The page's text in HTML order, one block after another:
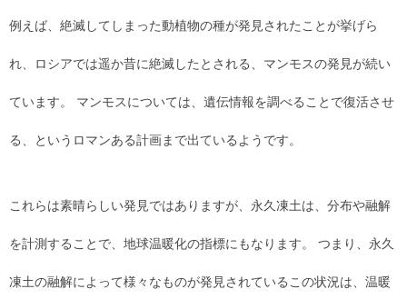
例えば、絶滅してしまった動植物の種が発見されたことが挙げら
れ、ロシアでは遥か昔に絶滅したとされる、マンモスの発見が続い
ています。 マンモスについては、遺伝情報を調べることで復活させ
る、というロマンある計画まで出ているようです。
これらは素晴らしい発見ではありますが、永久凍土は、分布や融解
を計測することで、地球温暖化の指標にもなります。 つまり、永久
凍土の融解によって様々なものが発見されているこの状況は、温暖